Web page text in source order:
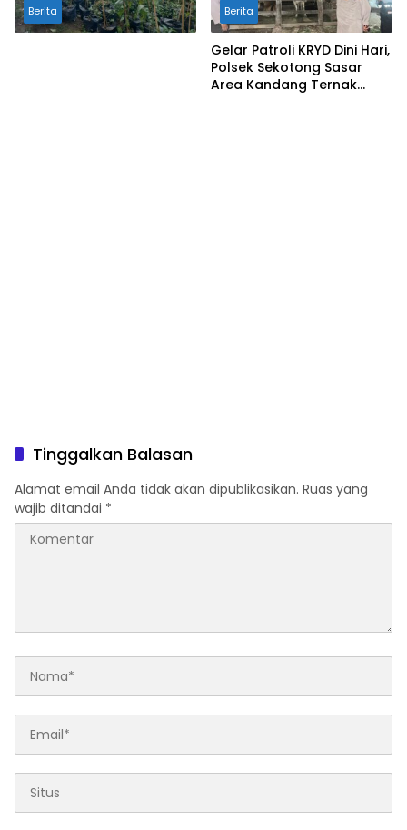
Berita Berita
Gelar Patroli KRYD Dini Hari,
Polsek Sekotong Sasar
Area Kandang Ternak
Tinggalkan Balasan
Alamat email Anda tidak akan dipublikasikan. Ruas yang
wajib ditandai *